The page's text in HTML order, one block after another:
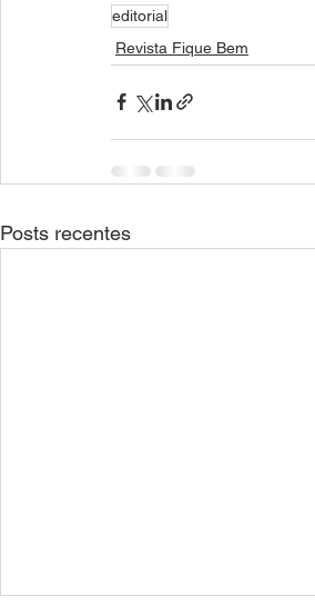
editorial
Revista Fique Bem
Posts recentes